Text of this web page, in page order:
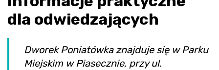
dla odwiedzających
Dworek Poniatówka znajduje się w Parku
Miejskim w Piasecznie, przy ul.